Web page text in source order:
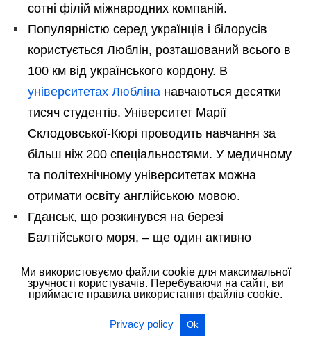
сотні філій міжнародних компаній.
Популярністю серед українців і білорусів
користується Люблін, розташований всього в
100 км від українського кордону. В
університетах Любліна навчаються десятки
тисяч студентів. Університет Марії
Склодовської-Кюрі проводить навчання за
більш ніж 200 спеціальностями. У медичному
та політехнічному університетах можна
отримати освіту англійською мовою.
Гданськ, що розкинувся на березі
Балтійського моря, – ще один активно
Гданську функціонує 21 ВНЗ з 64 000
студентів.
Ми використовуємо файли cookie для максимальної
зручності користувачів. Перебуваючи на сайті, ви
приймаєте правила використання файлів cookie.
Privacy policy Ok